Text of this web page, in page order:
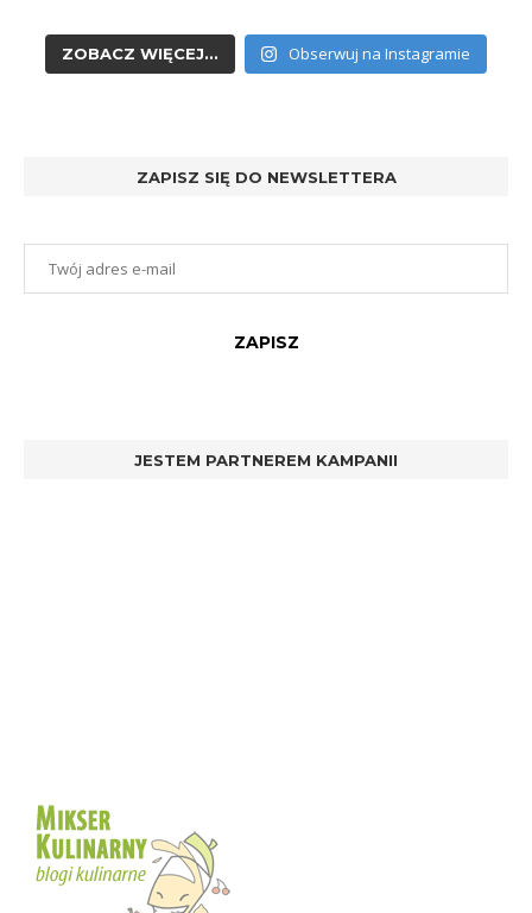
ZOBACZ WIĘCEJ... Obserwuj na Instagramie
ZAPISZ SIĘ DO NEWSLETTERA
JESTEM PARTNEREM KAMPANII